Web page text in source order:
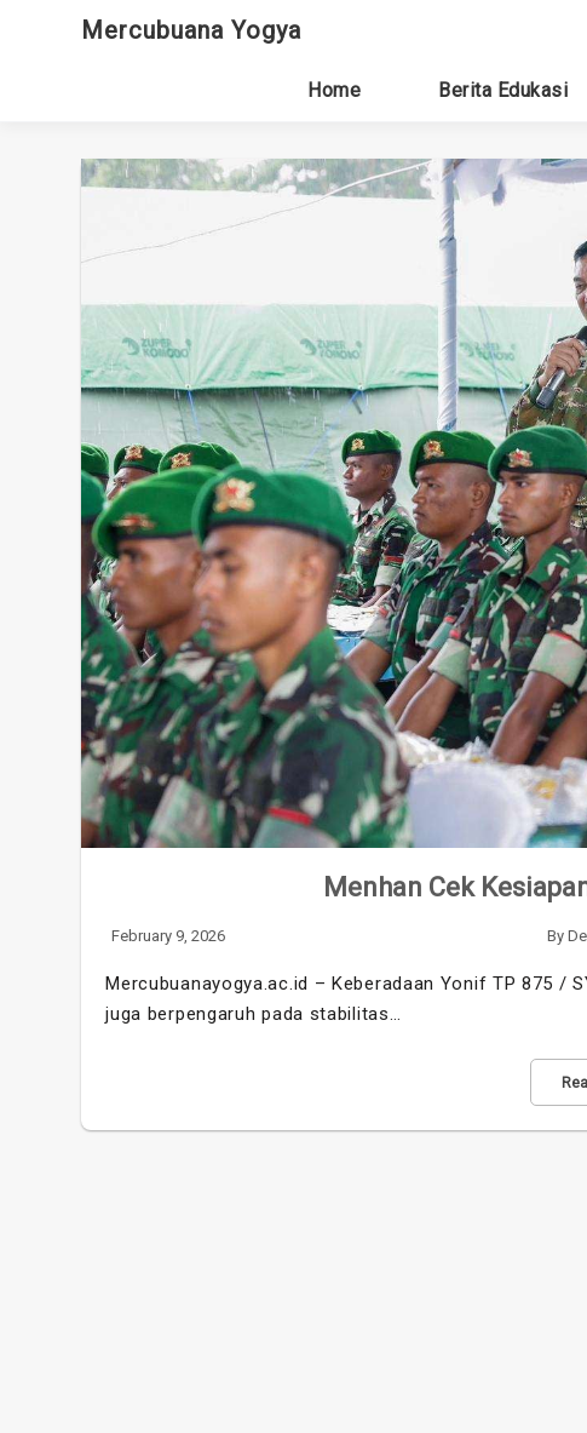
Mercubuana Yogya
Home Berita Edukasi
Menhan Cek
February 9, 2026 By
Mercubuanayogya.ac.id – Keberadaan Yonif TP 875 /
juga berpengaruh pada stabilitas…